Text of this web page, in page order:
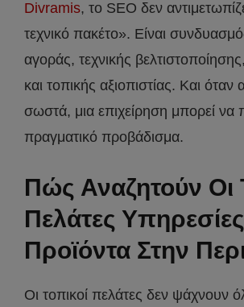
Divramis, το SEO δεν
τεχνικό πακέτο». Είναι
αγοράς, τεχνικής
και τοπικής αξιοπιστίας. Και όταν
σωστά, μια επιχείρηση μπορεί να
πραγματικό προβάδισμα.
Πώς Αναζητούν Οι
Πελάτες
Προϊόντα Στην
Οι τοπικοί πελάτες δεν ψάχνουν